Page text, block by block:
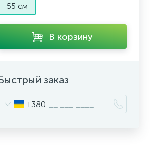
55 см
В корзину
заказ
+380